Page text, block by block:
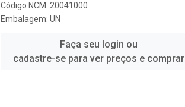
Código NCM: 20041000
Embalagem: UN
Faça seu login ou
cadastre-se para ver preços e comprar